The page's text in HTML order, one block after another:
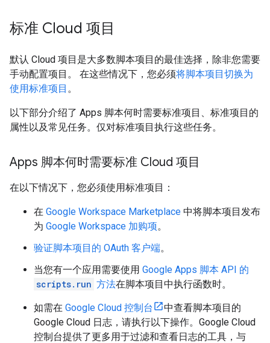
标准 Cloud 项目
默认 Cloud 项目是大多数脚本项目的最佳选择，除非您需要
手动配置项目。 在这些情况下，您必须将脚本项目切换为
使用标准项目 。
以下部分介绍了 Apps 脚本何时需要标准项目、标准项目的
属性以及常见任务。仅对标准项目执行这些任务。
Apps 脚本何时需要标准 Cloud 项目
在以下情况下，您必须使用标准项目：
在 Google Workspace Marketplace 中将脚本项目发布
为 Google Workspace 加购项。
验证脚本项目的 OAuth 客户端。
当您有一个应用需要使用 Google Apps 脚本 API 的
scripts.run 方法在脚本项目中执行函数时。
如需在 Google Cloud 控制台
中查看脚本项目的
Google Cloud 日志，请执行以下操作。Google Cloud
控制台提供了更多用于过滤和查看日志的工具，与